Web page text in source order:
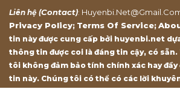
Liên hệ (Contact):
Privacy Policy; Terms Of Service;
tin này được cung cấp bởi huyenbi.net
thông tin được coi là đáng tin cậy, có
tôi không đảm bảo tính chính xác hay đầy
tin này. Chúng tôi có thể có các lời